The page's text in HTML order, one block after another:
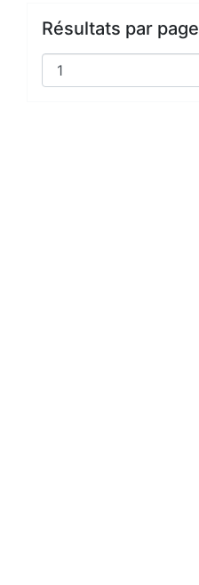
Résultats par page